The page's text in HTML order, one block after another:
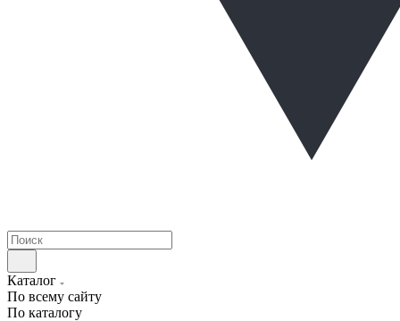
Каталог
По всему сайту
По каталогу